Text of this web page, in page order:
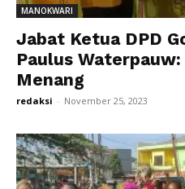
MANOKWARI
Jabat Ketua DPD
Paulus
Menang
redaksi - November 25, 2023